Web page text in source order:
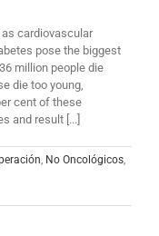
cardiovascular
pose the biggest
million people die
die too young,
cent of these
and result [...]
, No Oncológicos,